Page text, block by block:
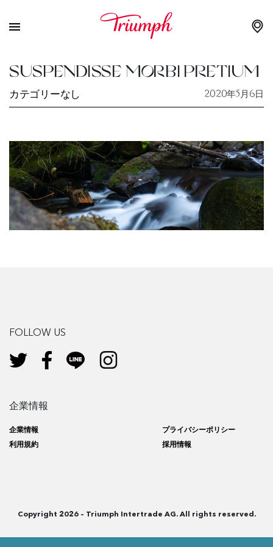
SUSPENDISSE MORBI PRETIUM
カテゴリーなし 2020年5月6日
FOLLOW US
企業情報
企業情報
プライバシーポリシー
利用規約
採用情報
Copyright 2026 – Triumph Intertrade AG. All rights reserved.